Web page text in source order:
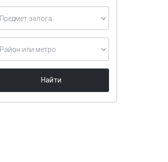
Предмет залога
Район или метро
Найти